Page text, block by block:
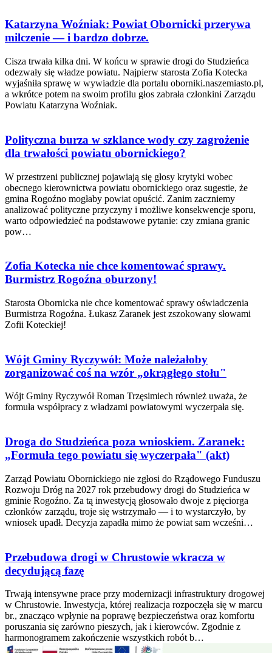
Katarzyna Woźniak: Powiat Obornicki przerywa
milczenie — i bardzo dobrze.
Cisza trwała kilka dni. W końcu w sprawie drogi do Studzieńca
odezwały się władze powiatu. Najpierw starosta Zofia Kotecka
wyjaśniła sprawę w wywiadzie dla portalu oborniki.naszemiasto.pl,
a wkrótce potem na swoim profilu głos zabrała członkini Zarządu
Powiatu Katarzyna Woźniak.
Polityczna burza w szklance wody czy zagrożenie
dla trwałości powiatu obornickiego?
W przestrzeni publicznej pojawiają się głosy krytyki wobec
obecnego kierownictwa powiatu obornickiego oraz sugestie, że
gmina Rogoźno mogłaby powiat opuścić. Zanim zaczniemy
analizować polityczne przyczyny i możliwe konsekwencje sporu,
warto odpowiedzieć na podstawowe pytanie: czy zmiana granic
pow…
Zofia Kotecka nie chce komentować sprawy.
Burmistrz Rogoźna oburzony!
Starosta Obornicka nie chce komentować sprawy oświadczenia
Burmistrza Rogoźna. Łukasz Zaranek jest zszokowany słowami
Zofii Koteckiej!
Wójt Gminy Ryczywół: Może należałoby
zorganizować coś na wzór „okrągłego stołu"
Wójt Gminy Ryczywół Roman Trzęsimiech również uważa, że
formuła współpracy z władzami powiatowymi wyczerpała się.
Droga do Studzieńca poza wnioskiem. Zaranek:
„Formuła tego powiatu się wyczerpała" (akt)
Zarząd Powiatu Obornickiego nie zgłosi do Rządowego Funduszu
Rozwoju Dróg na 2027 rok przebudowy drogi do Studzieńca w
gminie Rogoźno. Za tą inwestycją głosowało dwoje z pięciorga
członków zarządu, troje się wstrzymało — i to wystarczyło, by
wniosek upadł. Decyzja zapadła mimo że powiat sam wcześni…
Przebudowa drogi w Chrustowie wkracza w
decydującą fazę
Trwają intensywne prace przy modernizacji infrastruktury drogowej
w Chrustowie. Inwestycja, której realizacja rozpoczęła się w marcu
br., znacząco wpłynie na poprawę bezpieczeństwa oraz komfortu
poruszania się zarówno pieszych, jak i kierowców. Zgodnie z
harmonogramem zakończenie wszystkich robót b…